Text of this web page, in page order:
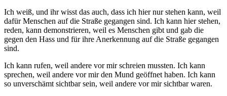
Ich weiß, und ihr wisst das auch, dass ich hier nur stehen kann, weil
dafür Menschen auf die Straße gegangen sind. Ich kann hier stehen,
reden, kann demonstrieren, weil es Menschen gibt und gab die
gegen den Hass und für ihre Anerkennung auf die Straße gegangen
sind.
Ich kann rufen, weil andere vor mir schreien mussten. Ich kann
sprechen, weil andere vor mir den Mund geöffnet haben. Ich kann
so unverschämt sichtbar sein, weil andere vor mir sichtbar waren.